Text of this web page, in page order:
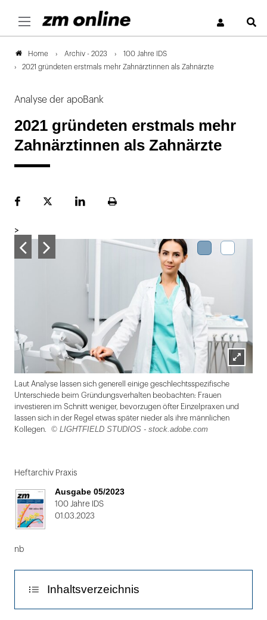
Home Archiv - 2023
100 Jahre IDS
2021 gründeten erstmals mehr Zahnärztinnen als Zahnärzte
Analyse der apoBank
2021 gründeten erstmals mehr
Zahnärztinnen als Zahnärzte
FacebookPlattformLinekdInSeite
>
Lightbox
öffnen
Laut Analyse lassen sich generell einige geschlechtsspezifische
Unterschiede beim Gründungsverhalten beobachten: Frauen
investieren im Schnitt weniger, bevorzugen öfter Einzelpraxen und
lassen sich in der Regel etwas später nieder als ihre männlichen
Kollegen.
© LIGHTFIELD STUDIOS - stock.adobe.com
1
von
2:
attractive
standing
near
chair
Heftarchiv Praxis
Ausgabe 05/2023
100 Jahre IDS
01.03.2023
nb
Inhaltsverzeichnis